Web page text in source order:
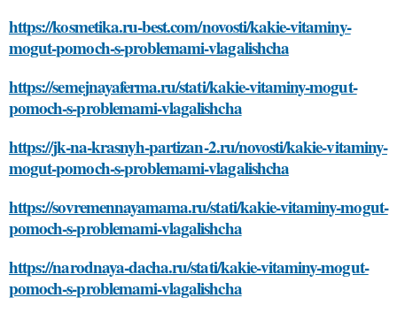
https://kosmetika.ru-best.com/novosti/kakie-vitaminy-
mogut-pomoch-s-problemami-vlagalishcha
https://semejnayaferma.ru/stati/kakie-vitaminy-mogut-
pomoch-s-problemami-vlagalishcha
https://jk-na-krasnyh-partizan-2.ru/novosti/kakie-vitaminy-
mogut-pomoch-s-problemami-vlagalishcha
https://sovremennayamama.ru/stati/kakie-vitaminy-mogut-
pomoch-s-problemami-vlagalishcha
https://narodnaya-dacha.ru/stati/kakie-vitaminy-mogut-
pomoch-s-problemami-vlagalishcha